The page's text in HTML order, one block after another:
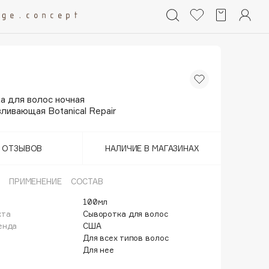
для волос ночная
Botanical Repair
ОТЗЫВОВ НАЛИЧИЕ В МАГАЗИНАХ
ПРИМЕНЕНИЕ СОСТАВ
100мл
Сыворотка для волос
США
Для всех типов волос
Для нее